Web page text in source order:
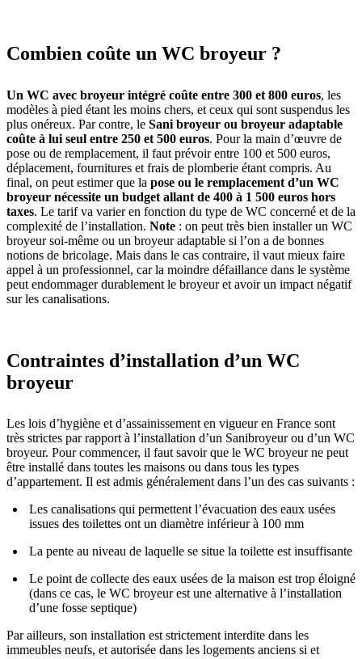
Combien coûte un WC broyeur ?
Un WC avec broyeur intégré coûte entre 300 et 800 euros, les
modèles à pied étant les moins chers, et ceux qui sont suspendus les
plus onéreux. Par contre, le Sani broyeur ou broyeur adaptable
coûte à lui seul entre 250 et 500 euros. Pour la main d’œuvre de
pose ou de remplacement, il faut prévoir entre 100 et 500 euros,
déplacement, fournitures et frais de plomberie étant compris. Au
final, on peut estimer que la pose ou le remplacement d’un WC
broyeur nécessite un budget allant de 400 à 1 500 euros hors
taxes. Le tarif va varier en fonction du type de WC concerné et de la
complexité de l’installation. Note : on peut très bien installer un WC
broyeur soi-même ou un broyeur adaptable si l’on a de bonnes
notions de bricolage. Mais dans le cas contraire, il vaut mieux faire
appel à un professionnel, car la moindre défaillance dans le système
peut endommager durablement le broyeur et avoir un impact négatif
sur les canalisations.
Contraintes d’installation d’un WC
broyeur
Les lois d’hygiène et d’assainissement en vigueur en France sont
très strictes par rapport à l’installation d’un Sanibroyeur ou d’un WC
broyeur. Pour commencer, il faut savoir que le WC broyeur ne peut
être installé dans toutes les maisons ou dans tous les types
d’appartement. Il est admis généralement dans l’un des cas suivants :
Les canalisations qui permettent l’évacuation des eaux usées
issues des toilettes ont un diamètre inférieur à 100 mm
La pente au niveau de laquelle se situe la toilette est insuffisante
Le point de collecte des eaux usées de la maison est trop éloigné
(dans ce cas, le WC broyeur est une alternative à l’installation
d’une fosse septique)
Par ailleurs, son installation est strictement interdite dans les
immeubles neufs, et autorisée dans les logements anciens si et